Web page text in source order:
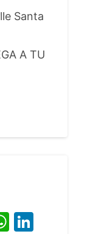
Santa
A TU